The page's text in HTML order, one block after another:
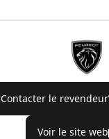
Contacter le revendeur
Voir le site web